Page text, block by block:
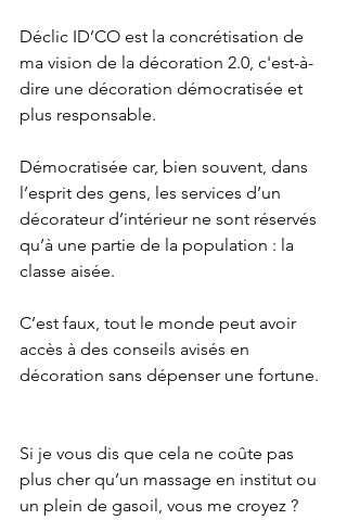
Déclic ID’CO est la concrétisation de
ma vision de la décoration 2.0, c'est-à-
dire une décoration démocratisée et
plus responsable.
Démocratisée car, bien souvent, dans
l’esprit des gens, les services d’un
décorateur d’intérieur ne sont réservés
qu’à une partie de la population : la
classe aisée.
C’est faux, tout le monde peut avoir
accès à des conseils avisés en
décoration sans dépenser une fortune.
Si je vous dis que cela ne coûte pas
plus cher qu’un massage en institut ou
un plein de gasoil, vous me croyez ?